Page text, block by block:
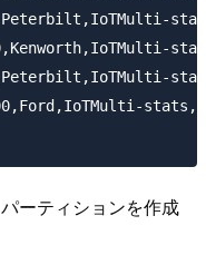
ーティションを作成